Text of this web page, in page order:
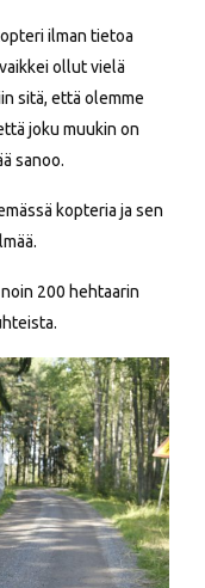
ilman tietoa
ollut vielä
sitä, että olemme
joku muukin on
sanoo.
kopteria ja sen
200 hehtaarin